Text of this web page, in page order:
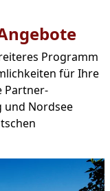
Programm
für Ihre
Partner-
und Nordsee